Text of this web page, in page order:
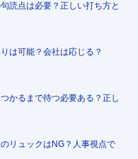
読点は必要？正しい打ち方と
は可能？会社は応じる？
かるまで待つ必要ある？正し
リュックはNG？人事視点で